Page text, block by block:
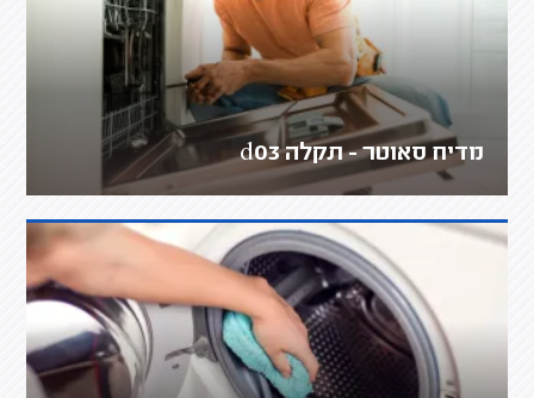
מדיח סאוטר - תקלה d03